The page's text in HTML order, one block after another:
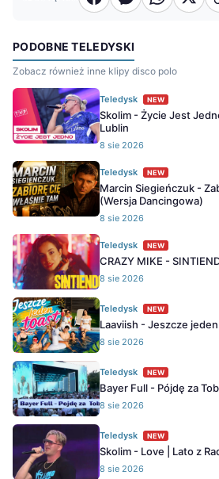
PODOBNE TELEDYSKI
Zobacz również inne klipy disco polo
Teledysk NEW
Skolim - Życie Jest
Lublin
8 sie 2026
Teledysk NEW
Marcin Siegieńczuk -
(Wersja Dancingowa)
8 sie 2026
Teledysk NEW
CRAZY MIKE -
8 sie 2026
Teledysk NEW
Laaviish - Jeszcze
8 sie 2026
Teledysk NEW
Bayer Full - Pójdę za
8 sie 2026
Teledysk NEW
Skolim - Love | Lato z
8 sie 2026